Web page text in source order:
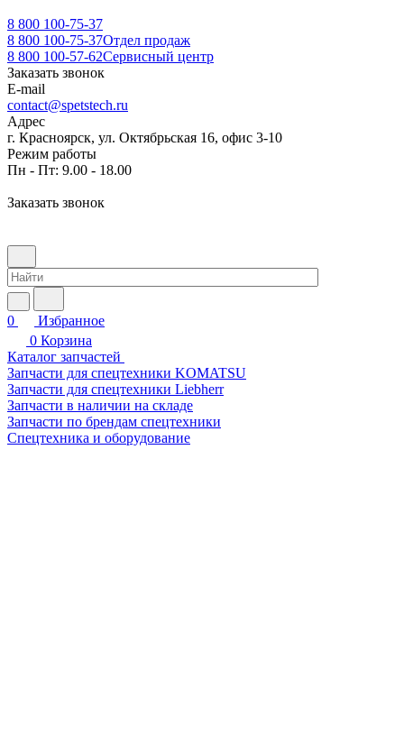
8 800 100-75-37
8 800 100-75-37Отдел продаж
8 800 100-57-62Сервисный центр
Заказать звонок
E-mail
contact@spetstech.ru
Адрес
г. Красноярск, ул. Октябрьская 16, офис 3-10
Режим работы
Пн - Пт: 9.00 - 18.00
Заказать звонок
0
Избранное
0 Корзина
Каталог запчастей
Запчасти для спецтехники KOMATSU
Запчасти для спецтехники Liebherr
Запчасти в наличии на складе
Запчасти по брендам спецтехники
Спецтехника и оборудование